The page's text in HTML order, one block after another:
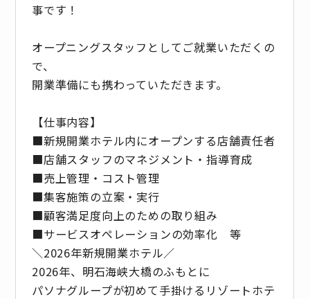
事です！
オープニングスタッフとしてご就業いただくの
で、
開業準備にも携わっていただきます。
【仕事内容】
■新規開業ホテル内にオープンする店舗責任者
■店舗スタッフのマネジメント・指導育成
■売上管理・コスト管理
■集客施策の立案・実行
■顧客満足度向上のための取り組み
■サービスオペレーションの効率化 等
＼2026年新規開業ホテル／
2026年、明石海峡大橋のふもとに
パソナグループが初めて手掛けるリゾートホテ